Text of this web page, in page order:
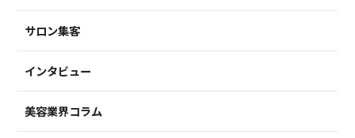
サロン集客
インタビュー
美容業界コラム